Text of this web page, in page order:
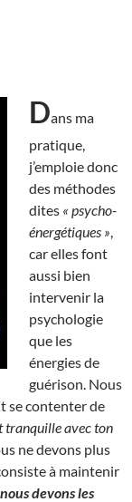
Dans ma
pratique,
j’emploie donc
des méthodes
dites « psycho-
énergétiques »
car elles font
aussi bien
intervenir la
psychologie
que les
énergies de
guérison. Nous
se contenter de
tranquille avec ton
ne devons plus
à maintenir
nous devons les